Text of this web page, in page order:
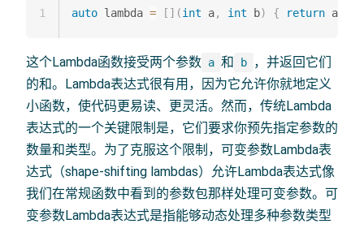
auto lambda = [ ] (int a, int b) { return a
1
这个Lambda函数接受两个参数 a 和 b
，并返回它们
的和。Lambda表达式很有用，因为它允许你就地定义
小函数，使代码更易读、更灵活。然而，传统Lambda
表达式的一个关键限制是，它们要求你预先指定参数的
数量和类型。为了克服这个限制，可变参数Lambda表
达式（shape-shifting lambdas）允许Lambda表达式像
我们在常规函数中看到的参数包那样处理可变参数。可
变参数Lambda表达式是指能够动态处理多种参数类型